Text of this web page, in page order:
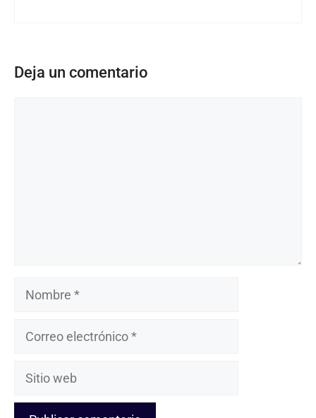
Deja un comentario
Nombre
Sitio